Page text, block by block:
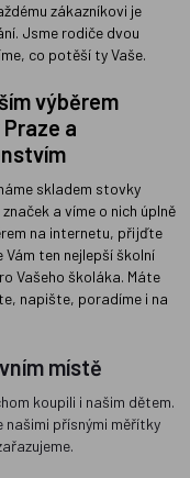
zákazníkovi je
Jsme rodiče dvou
co potěší ty Vaše.
výběrem
a
skladem stovky
a víme o nich úplně
na internetu, přijďte
ten nejlepší školní
Vašeho školáka. Máte
napište, poradíme i na
místě
koupili i našim dětem.
přísnými měřítky